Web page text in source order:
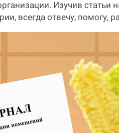
Изучив статьи
всегда отвечу, помогу,